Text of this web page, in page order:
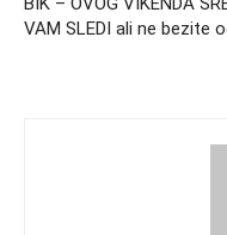
VAM SLEDI ali ne bezite